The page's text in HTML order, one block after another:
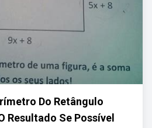
Do Retângulo
Resultado Se Possível